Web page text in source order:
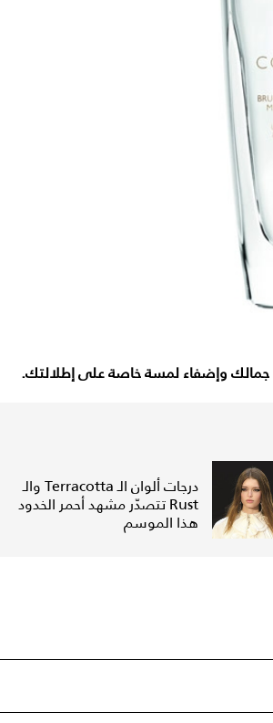
جمالك وإضفاء لمسة خاصة على إطلالتك.
درجات ألوان الـ Terracotta والـ
Rust تتصدّر مشهد أحمر الخدود
هذا الموسم